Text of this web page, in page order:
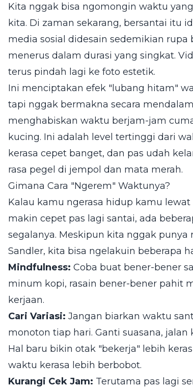
Kita nggak bisa ngomongin waktu
kita. Di zaman sekarang, bersantai itu
media sosial didesain sedemikian
menerus dalam durasi yang singkat.
terus pindah lagi ke foto estetik.
Ini menciptakan efek "lubang hitam"
tapi nggak bermakna secara
menghabiskan waktu berjam-jam
kucing. Ini adalah level tertinggi dari
kerasa cepet banget, dan pas udah
rasa pegel di jempol dan mata merah.
Gimana Cara "Ngerem" Waktunya?
Kalau kamu ngerasa hidup kamu
makin cepet pas lagi santai, ada
segalanya. Meskipun kita nggak
Sandler, kita bisa ngelakuin beberapa
Mindfulness: Coba buat bener-bener
minum kopi, rasain bener-bener pahit
kerjaan.
Cari Variasi: Jangan biarkan waktu
monoton tiap hari. Ganti suasana,
Hal baru bikin otak "bekerja" lebih
waktu kerasa lebih berbobot.
Kurangi Cek Jam: Terutama pas lagi